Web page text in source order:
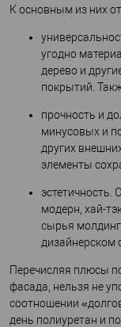
К основным из них
угодно
дерево и
покрытий.
прочность и
минусовых и
других
элементы
эстетичность.
модерн, хай-
сырья
дизайнерском
Перечисляя плюсы
фасада, нельзя не
соотношении
день полиуретан и